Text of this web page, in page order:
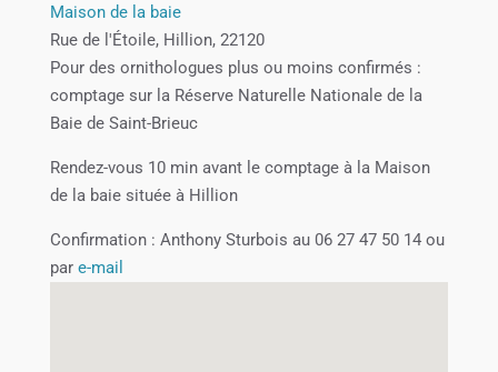
Maison de la baie
Rue de l'Étoile, Hillion, 22120
Pour des ornithologues plus ou moins confirmés :
comptage sur la Réserve Naturelle Nationale de la
Baie de Saint-Brieuc
Rendez-vous 10 min avant le comptage à la Maison
de la baie située à Hillion
Confirmation : Anthony Sturbois au 06 27 47 50 14 ou
par e-mail